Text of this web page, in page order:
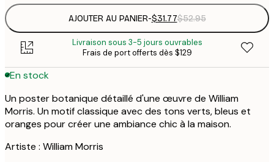
AJOUTER AU PANIER-$31.77$52.95
Livraison sous 3-5 jours ouvrables
Frais de port offerts dès $129
En stock
Un poster botanique détaillé d'une œuvre de William
Morris. Un motif classique avec des tons verts, bleus et
oranges pour créer une ambiance chic à la maison.
Artiste : William Morris